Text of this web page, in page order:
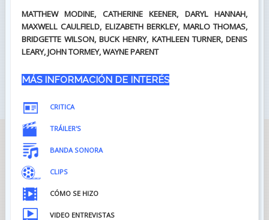
MATTHEW MODINE, CATHERINE KEENER, DARYL HANNAH,
MAXWELL CAULFIELD, ELIZABETH BERKLEY, MARLO THOMAS,
BRIDGETTE WILSON, BUCK HENRY, KATHLEEN TURNER, DENIS
LEARY, JOHN TORMEY, WAYNE PARENT
MÁS INFORMACIÓN DE INTERÉS
CRITICA
TRÁILER'S
BANDA SONORA
CLIPS
CÓMO SE HIZO
VIDEO ENTREVISTAS